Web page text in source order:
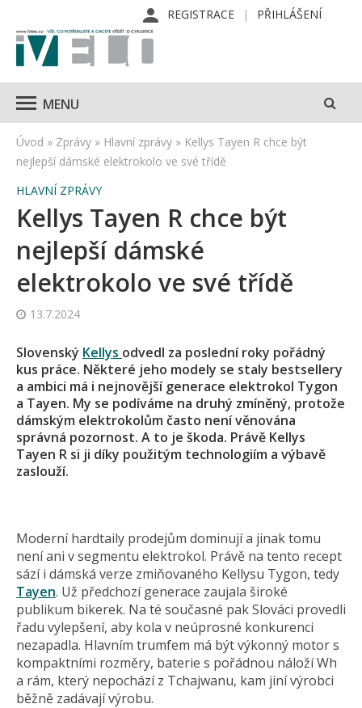
REGISTRACE PŘIHLÁŠENÍ
MENU
Úvod » Zprávy » Hlavní zprávy » Kellys Tayen R chce být
nejlepší dámské elektrokolo ve své třídě
HLAVNÍ ZPRÁVY
Kellys Tayen R chce být
nejlepší dámské
elektrokolo ve své třídě
13.7.2024
Slovenský Kellys odvedl za poslední roky pořádný
kus práce. Některé jeho modely se staly bestsellery
a ambici má i nejnovější generace elektrokol Tygon
a Tayen. My se podíváme na druhý zmíněný, protože
dámským elektrokolům často není věnována
správná pozornost. A to je škoda. Právě Kellys
Tayen R si ji díky použitým technologiím a výbavě
zaslouží.
Moderní hardtaily prodejům dominují a jinak tomu
není ani v segmentu elektrokol. Právě na tento recept
sází i dámská verze zmiňovaného Kellysu Tygon, tedy
Tayen. Už předchozí generace zaujala široké
publikum bikerek. Na té současné pak Slováci provedli
řadu vylepšení, aby kola v neúprosné konkurenci
nezapadla. Hlavním trumfem má být výkonný motor s
kompaktními rozměry, baterie s pořádnou náloží Wh
a rám, který nepochází z Tchajwanu, kam jiní výrobci
běžně zadávají výrobu.